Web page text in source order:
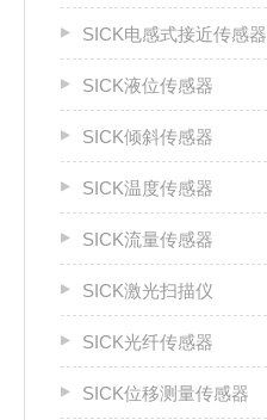
SICK电感式接近传感器
SICK液位传感器
SICK倾斜传感器
SICK温度传感器
SICK流量传感器
SICK激光扫描仪
SICK光纤传感器
SICK位移测量传感器